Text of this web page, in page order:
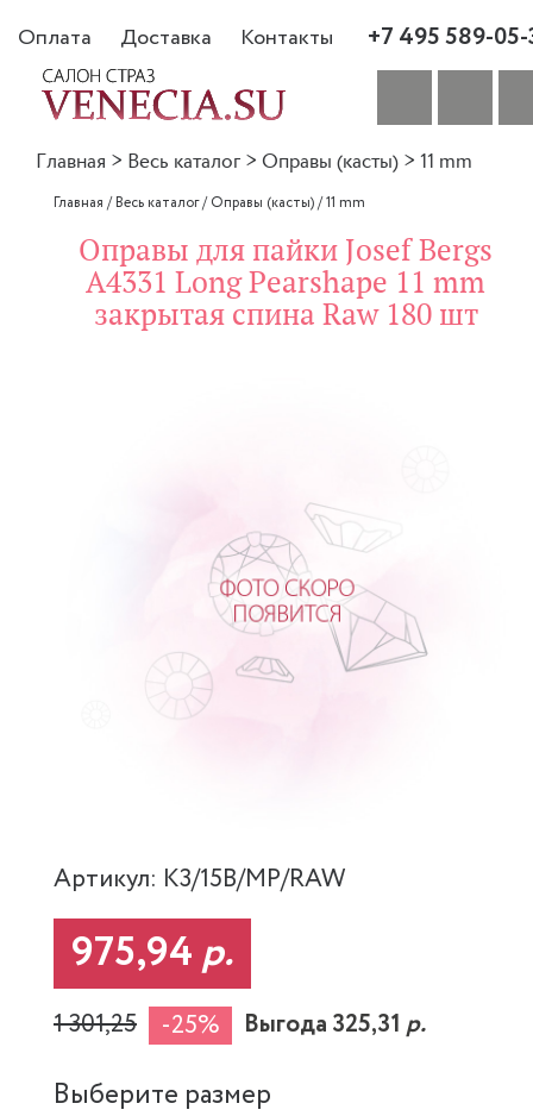
Оплата Доставка Контакты +7 495 589-
Главная > Весь каталог > Оправы (касты) > 11 mm
Главная /Весь каталог/Оправы (касты)/11 mm
Оправы для пайки Josef Bergs
A4331 Long Pearshape 11 mm
закрытая спина Raw 180 шт
Артикул: K3/15B/MP/RAW
975,94р.
1 301,25 -25% Выгода 325,31р.
Выберите размер